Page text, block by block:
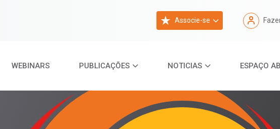
Associe-se
WEBINARS PUBLICAÇÕES NOTICIAS ESPAÇO